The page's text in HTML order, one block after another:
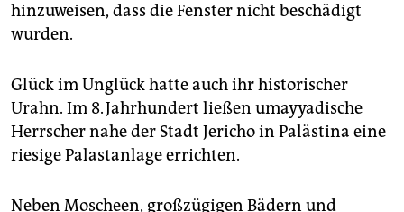
hinzuweisen, dass die Fenster nicht beschädigt
wurden.
Glück im Unglück hatte auch ihr historischer
Urahn. Im 8. Jahrhundert ließen umayyadische
Herrscher nahe der Stadt Jericho in Palästina eine
riesige Palastanlage errichten.
Neben Moscheen, großzügigen Bädern und